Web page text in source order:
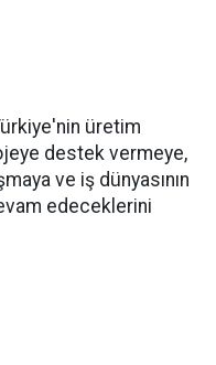
üretim
destek vermeye,
ve iş dünyasının
edeceklerini